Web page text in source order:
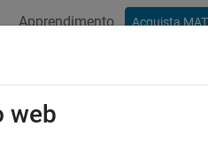
Apprendimento Acquista
web